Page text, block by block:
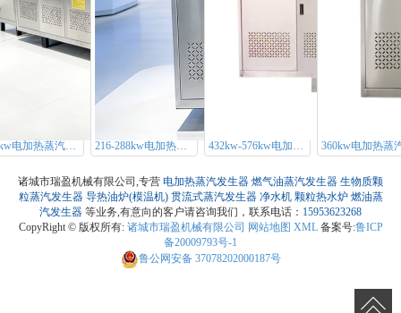
720kw电加热蒸汽发生器 216-288kw电加热蒸汽发生器 432kw-576kw电加热蒸汽发生器
诸城市瑞盈机械有限公司,专营 电加热蒸汽发生器 燃气油蒸汽发生器 生物质颗
粒蒸汽发生器 导热油炉(模温机) 贯流式蒸汽发生器 净水机 颗粒热水炉 燃油蒸
汽发生器 等业务,有意向的客户请咨询我们，联系电话： 15953623268
CopyRight © 版权所有: 诸城市瑞盈机械有限公司 网站地图 XML备案号:鲁ICP
备20009793号-1
鲁公网安备37078202000187号